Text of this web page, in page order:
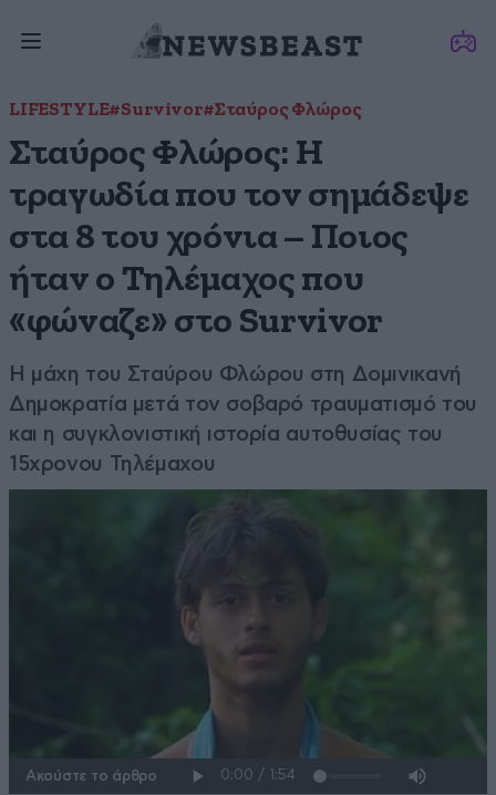
LIFESTYLE#Survivor#Σταύρος Φλώρος
Σταύρος Φλώρος: Η
τραγωδία που τον σημάδεψε
στα 8 του χρόνια – Ποιος
ήταν ο Τηλέμαχος που
«φώναζε» στο Survivor
Η μάχη του Σταύρου Φλώρου στη Δομινικανή
Δημοκρατία μετά τον σοβαρό τραυματισμό του
και η συγκλονιστική ιστορία αυτοθυσίας του
15χρονου Τηλέμαχου
Ακούστε το άρθρο